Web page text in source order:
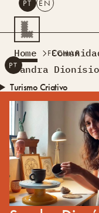
PESQUISAR
PT EN
Turismo Criativo
Rede de Oficinas
Design Lab
Formação
Residências Criativas
ProjetosA Acontecer
Sobre Nós
Contactos
PT EN
FECHAR
Home
Sandra Dionísio